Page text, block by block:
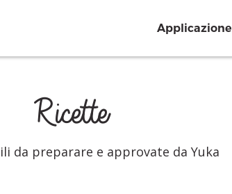
Applicazione
Ricette
da preparare e approvate da Yuka